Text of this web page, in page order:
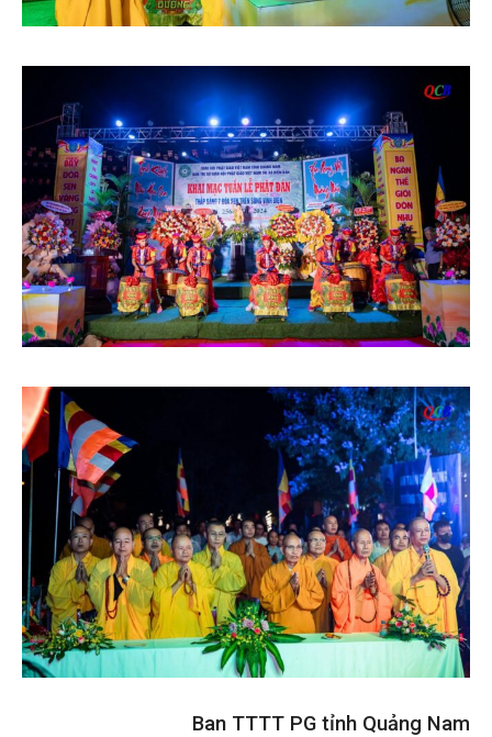
Ban TTTT PG tỉnh Quảng Nam